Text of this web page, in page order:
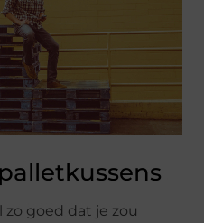
goed dat je zou